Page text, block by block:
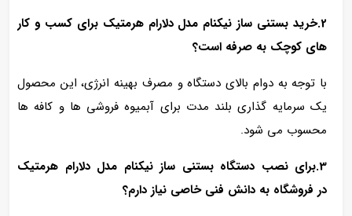
2.خرید بستنی ساز نیکنام مدل دلارام هرمتیک برای کسب‌ و کار
های کوچک به‌ صرفه است؟
با توجه به دوام بالای دستگاه و مصرف بهینه انرژی، این محصول
یک سرمایه‌ گذاری بلند مدت برای آبمیوه‌ فروشی‌ ها و کافه‌ ها
محسوب می‌ شود.
3.برای نصب دستگاه بستنی ساز نیکنام مدل دلارام هرمتیک
در فروشگاه به دانش فنی خاصی نیاز دارم؟